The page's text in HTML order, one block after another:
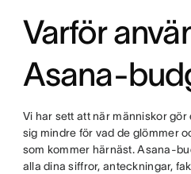
Varför
Asana-
Vi har sett att när människor
sig mindre för vad de glömmer
som kommer härnäst. Asana-
alla dina siffror, anteckningar,